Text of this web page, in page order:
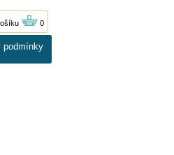
0
podmínky